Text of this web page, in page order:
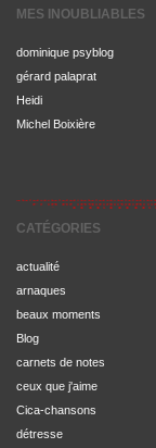
MES INOUBLIABLES
dominique psyblog
gérard palaprat
Heidi
Michel Boixière
CATÉGORIES
actualité
arnaques
beaux moments
Blog
carnets de notes
ceux que j'aime
Cica-chansons
détresse